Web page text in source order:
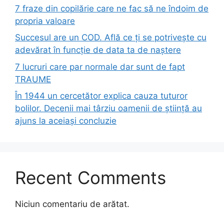
7 fraze din copilărie care ne fac să ne îndoim de
propria valoare
Succesul are un COD. Află ce ți se potrivește cu
adevărat în funcție de data ta de naștere
7 lucruri care par normale dar sunt de fapt
TRAUME
În 1944 un cercetător explica cauza tuturor
bolilor. Decenii mai târziu oamenii de știință au
ajuns la aceiași concluzie
Recent Comments
Niciun comentariu de arătat.